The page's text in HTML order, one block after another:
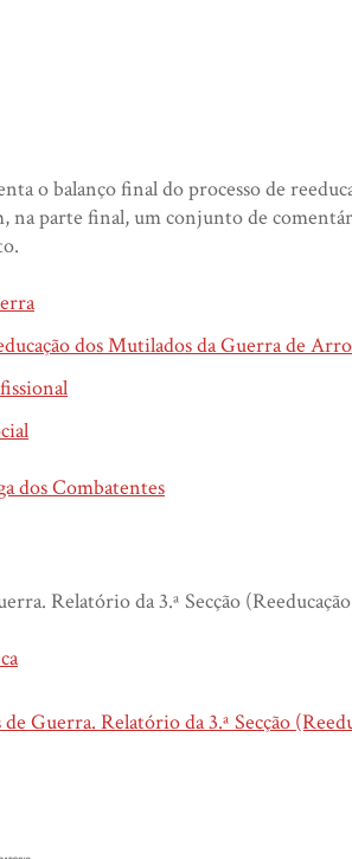
o balanço final do processo de
na parte final, um conjunto de
dos Mutilados da Guerra de
dos Combatentes
Relatório da 3.ª Secção
Guerra. Relatório da 3.ª Secção